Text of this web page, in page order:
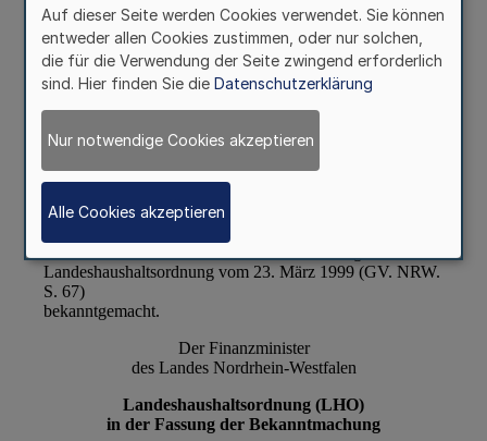
Auf dieser Seite werden Cookies verwendet. Sie können
entweder allen Cookies zustimmen, oder nur solchen,
die für die Verwendung der Seite zwingend erforderlich
sind. Hier finden Sie die Datenschutzerklärung
Nur notwendige Cookies akzeptieren
Alle Cookies akzeptieren